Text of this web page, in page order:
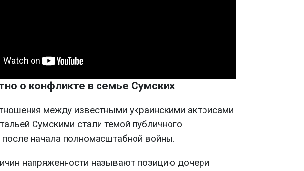
о конфликте в семье Сумских
между известными украинскими актрисами
Сумскими стали темой публичного
начала полномасштабной войны.
напряженности называют позицию дочери